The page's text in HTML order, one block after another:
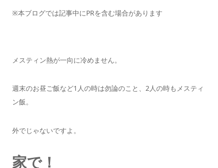
※本ブログでは記事中にPRを含む場合があります
メスティン熱が一向に冷めません。
週末のお昼ご飯など1人の時は勿論のこと、2人の時もメスティ
ン飯。
外でじゃないですよ。
家で！